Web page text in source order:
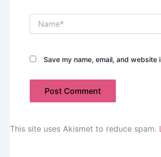
Save my name, email, and
This site uses Akismet to reduce spam.